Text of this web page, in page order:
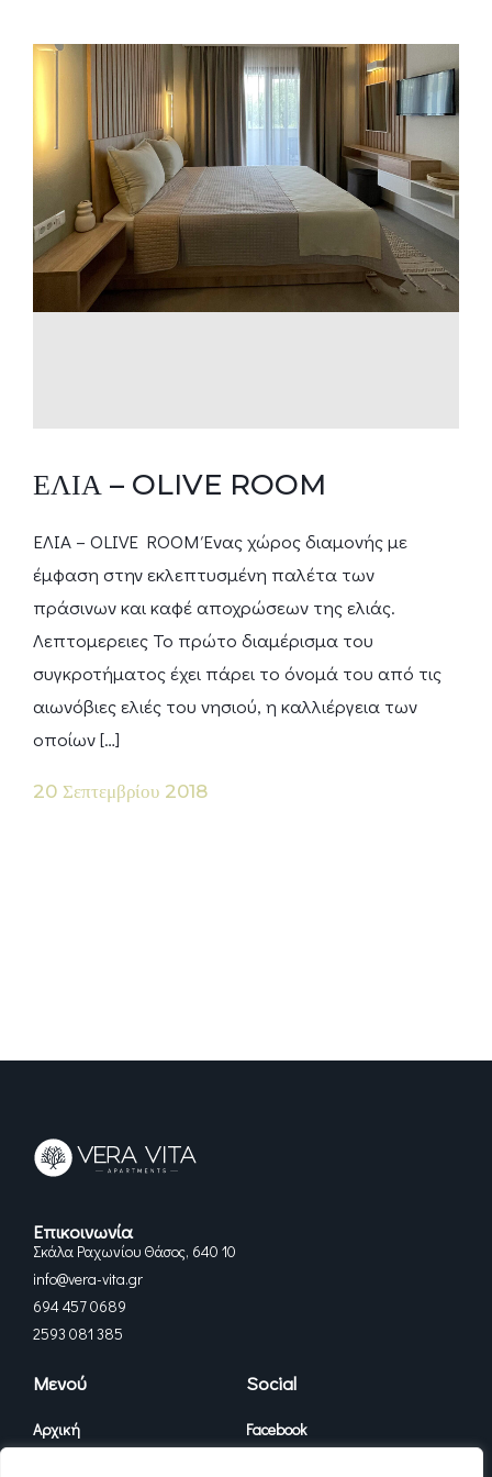
ΕΛΙΑ – OLIVE ROOM
ΕΛΙΑ – OLIVE ROOM Ένας χώρος διαμονής με
έμφαση στην εκλεπτυσμένη παλέτα των
πράσινων και καφέ αποχρώσεων της ελιάς.
Λεπτομερειες Το πρώτο διαμέρισμα του
συγκροτήματος έχει πάρει το όνομά του από τις
αιωνόβιες ελιές του νησιού, η καλλιέργεια των
οποίων […]
20 Σεπτεμβρίου 2018
Επικοινωνία
Σκάλα Ραχωνίου Θάσος, 640 10
info@vera-vita.gr
694 457 0689
2593 081 385
Μενού
Αρχική
Social
Facebook